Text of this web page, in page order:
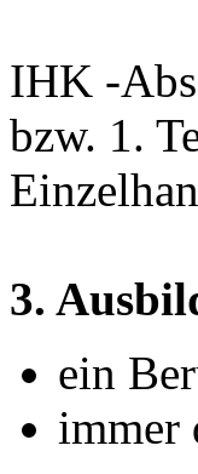
IHK -
bzw. 1.
3.
ein
immer